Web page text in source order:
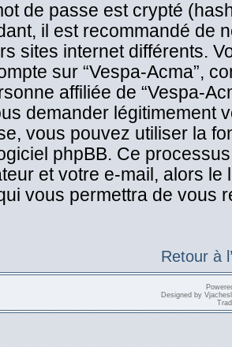
de passe est crypté
il est recommandé de
sites internet différents.
sur “Vespa-Acma”,
affiliée de “Vespa-
demander légitimement
vous pouvez utiliser la
phpBB. Ce
et votre e-mail, alors
vous permettra de vous
Retour à
Designed by